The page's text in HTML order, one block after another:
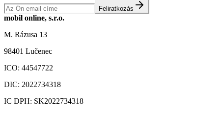
Feliratkozás
mobil online, s.r.o.
M. Rázusa 13
98401 Lučenec
ICO: 44547722
DIC: 2022734318
IC DPH: SK2022734318